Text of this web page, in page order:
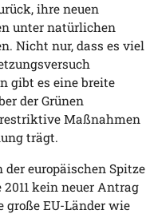
ihre neuen
unter natürlichen
Nicht nur, dass es viel
gibt es eine breite
der Grünen
Maßnahmen
trägt.
europäischen Spitze
kein neuer Antrag
große EU-Länder wie